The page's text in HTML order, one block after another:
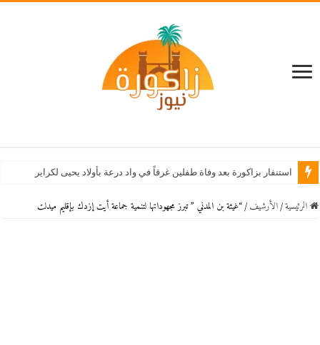
الرئيسية / اﻷرشيف / “غيثة بن المدني ” تبرز مجهوداتها لتنمية جماعة أيت إزدك بإقليم ميدلت